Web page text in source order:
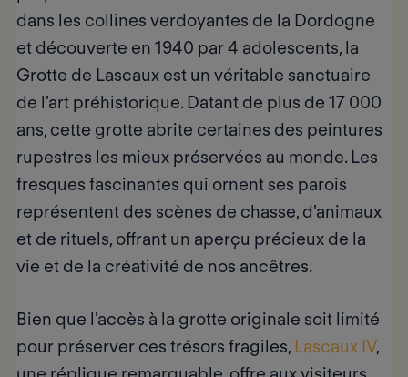
dans les collines verdoyantes de la Dordogne
et découverte en 1940 par 4 adolescents, la
Grotte de Lascauxest un véritable sanctuaire
de l'art préhistorique. Datant de plus de 17 000
ans, cette grotte abrite certaines des peintures
rupestres les mieux préservées au monde. Les
fresques fascinantes qui ornent ses parois
représentent des scènes de chasse, d'animaux
et de rituels, offrant un aperçu précieux de la
vie et de la créativité de nos ancêtres.
Bien que l'accès à la grotte originale soit limité
pour préserver ces trésors fragiles, Lascaux IV,